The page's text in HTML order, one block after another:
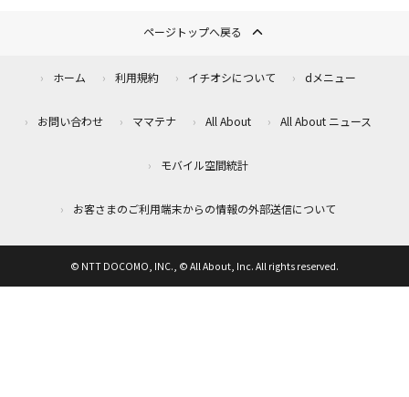
ページトップへ戻る
ホーム 利用規約 イチオシについて dメニュー
お問い合わせ ママテナ All About All About ニュース
モバイル空間統計
お客さまのご利用端末からの情報の外部送信について
© NTT DOCOMO, INC., © All About, Inc. All rights reserved.